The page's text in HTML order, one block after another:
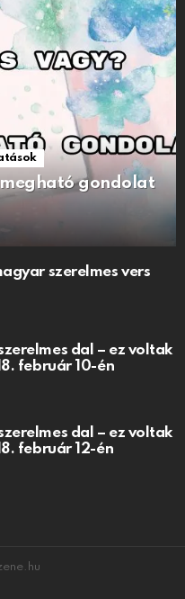
megható gondolat
szerelmes vers
dal – ez voltak
február 10-én
dal – ez voltak
február 12-én